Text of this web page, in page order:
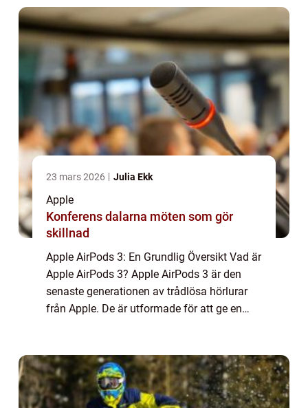
23 mars 2026 Julia Ekk
Apple
Konferens dalarna möten som gör
skillnad
Apple AirPods 3: En Grundlig Översikt Vad är
Apple AirPods 3? Apple AirPods 3 är den
senaste generationen av trådlösa hörlurar
från Apple. De är utformade för att ge en